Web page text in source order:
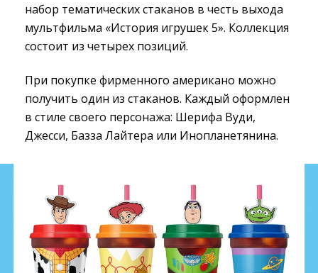
набор тематических стаканов в честь выхода
мультфильма «История игрушек 5». Коллекция
состоит из четырех позиций.
При покупке фирменного американо можно
получить один из стаканов. Каждый оформлен
в стиле своего персонажа: Шерифа Вуди,
Джесси, Базза Лайтера или Инопланетянина.